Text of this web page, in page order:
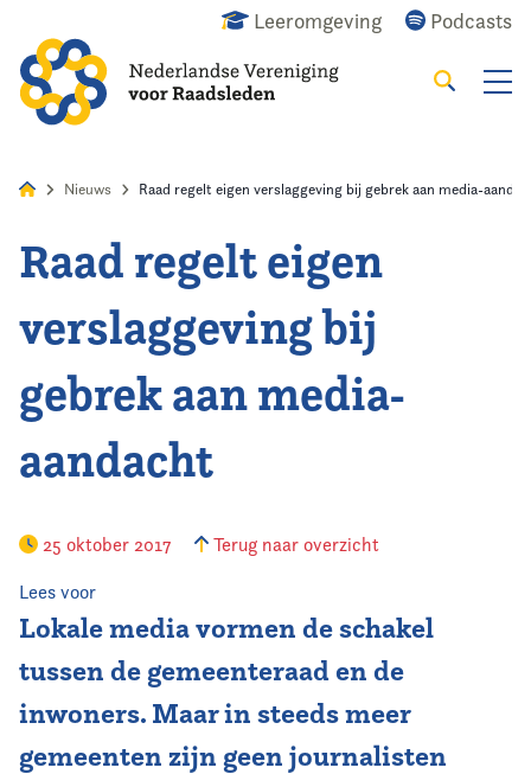
Leeromgeving Podcasts
Zoeken
Home
Agenda
Nieuws
Opleiding
Contact
Nieuws Raad regelt eigen verslaggeving bij gebrek aan media-
Raad regelt eigen
verslaggeving bij
gebrek aan media-
aandacht
25 oktober 2017 Terug naar overzicht
Lees voor
Lokale media vormen de schakel
tussen de gemeenteraad en de
inwoners. Maar in steeds meer
gemeenten zijn geen journalisten